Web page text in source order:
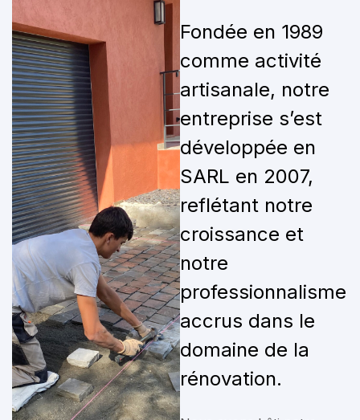
Fondée en 1989
comme activité
artisanale, notre
entreprise s’est
développée en
SARL en 2007,
reflétant notre
croissance et
notre
professionnalisme
accrus dans le
domaine de la
rénovation.